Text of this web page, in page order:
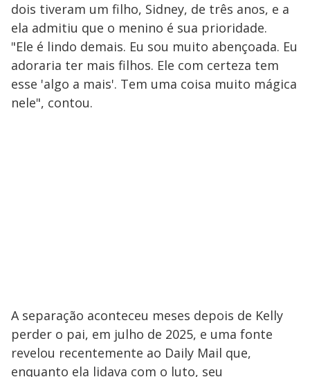
dois tiveram um filho, Sidney, de três anos, e a
ela admitiu que o menino é sua prioridade.
"Ele é lindo demais. Eu sou muito abençoada. Eu
adoraria ter mais filhos. Ele com certeza tem
esse 'algo a mais'. Tem uma coisa muito mágica
nele", contou.
A separação aconteceu meses depois de Kelly
perder o pai, em julho de 2025, e uma fonte
revelou recentemente ao Daily Mail que,
enquanto ela lidava com o luto, seu